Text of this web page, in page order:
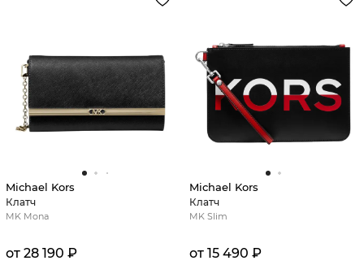
Michael Kors
Клатч
MK Mona
от 28 190 ₽
Michael Kors
Клатч
MK Slim
от 15 490 ₽